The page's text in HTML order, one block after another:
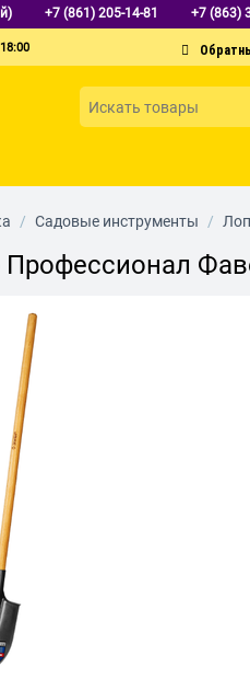
+7 (861) 205-14-81 +7 (863)
/ Садовые инструменты /